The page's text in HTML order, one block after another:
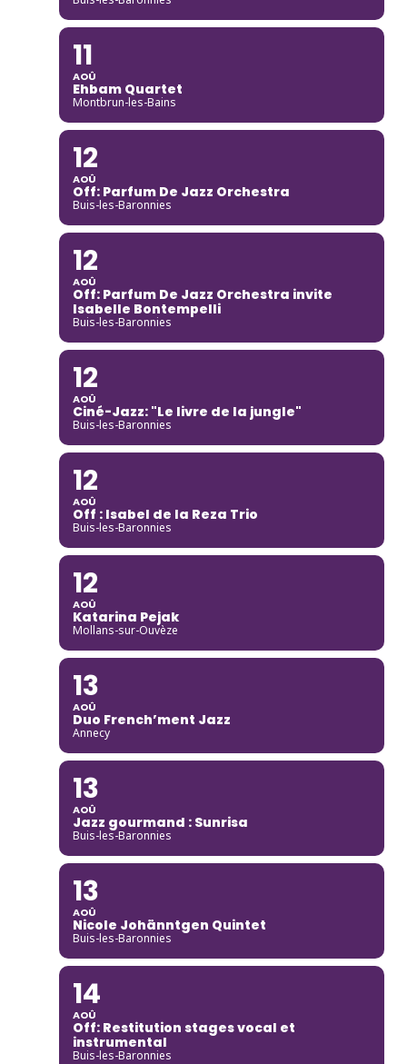
11
AOÛ
Ehbam Quartet
Montbrun-les-Bains
12
AOÛ
Off: Parfum De Jazz Orchestra
Buis-les-Baronnies
12
AOÛ
Off: Parfum De Jazz Orchestra invite
Isabelle Bontempelli
Buis-les-Baronnies
12
AOÛ
Ciné-Jazz: "Le livre de la jungle"
Buis-les-Baronnies
12
AOÛ
Off : Isabel de la Reza Trio
Buis-les-Baronnies
12
AOÛ
Katarina Pejak
Mollans-sur-Ouvèze
13
AOÛ
Duo French’ment Jazz
Annecy
13
AOÛ
Jazz gourmand : Sunrisa
Buis-les-Baronnies
13
AOÛ
Nicole Johänntgen Quintet
Buis-les-Baronnies
14
AOÛ
Off: Restitution stages vocal et
instrumental
Buis-les-Baronnies